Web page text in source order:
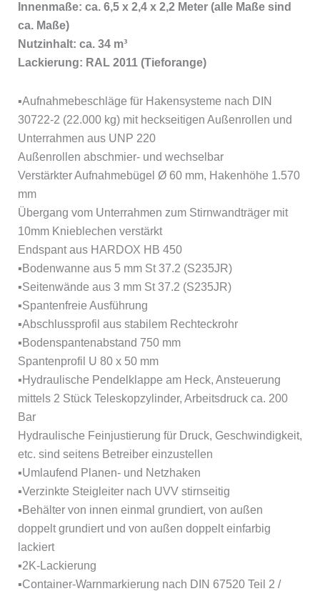
Innenmaße: ca. 6,5 x 2,4 x 2,2 Meter (alle Maße sind
ca. Maße)
Nutzinhalt: ca. 34 m³
Lackierung: RAL 2011 (Tieforange)
▪Aufnahmebeschläge für Hakensysteme nach DIN
30722-2 (22.000 kg) mit heckseitigen Außenrollen und
Unterrahmen aus UNP 220
Außenrollen abschmier- und wechselbar
Verstärkter Aufnahmebügel Ø 60 mm, Hakenhöhe 1.570
mm
Übergang vom Unterrahmen zum Stirnwandträger mit
10mm Knieblechen verstärkt
Endspant aus HARDOX HB 450
▪Bodenwanne aus 5 mm St 37.2 (S235JR)
▪Seitenwände aus 3 mm St 37.2 (S235JR)
▪Spantenfreie Ausführung
▪Abschlussprofil aus stabilem Rechteckrohr
▪Bodenspantenabstand 750 mm
Spantenprofil U 80 x 50 mm
▪Hydraulische Pendelklappe am Heck, Ansteuerung
mittels 2 Stück Teleskopzylinder, Arbeitsdruck ca. 200
Bar
Hydraulische Feinjustierung für Druck, Geschwindigkeit,
etc. sind seitens Betreiber einzustellen
▪Umlaufend Planen- und Netzhaken
▪Verzinkte Steigleiter nach UVV stirnseitig
▪Behälter von innen einmal grundiert, von außen
doppelt grundiert und von außen doppelt einfarbig
lackiert
▪2K-Lackierung
▪Container-Warnmarkierung nach DIN 67520 Teil 2 /